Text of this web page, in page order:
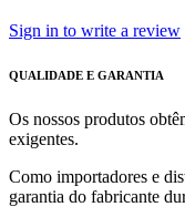
Sign in to write a review
QUALIDADE E GARANTIA
Os nossos produtos
exigentes.
Como importadores e
garantia do fabricante